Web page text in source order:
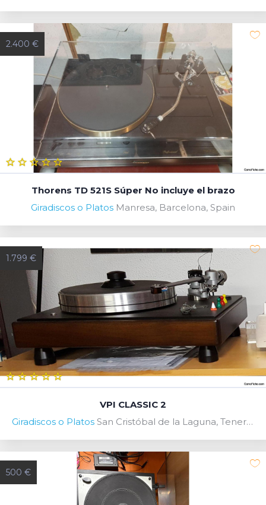
2.400 €
Thorens TD 521S Súper No incluye el brazo
Giradiscos o Platos Manresa, Barcelona, Spain
1.799 €
VPI CLASSIC 2
Giradiscos o Platos San Cristóbal de la Laguna, Tenerife, Spain
500 €